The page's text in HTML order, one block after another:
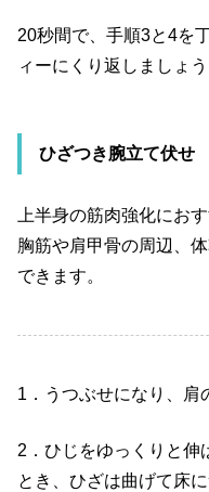
20秒間で、手順3と4を
ィーにくり返しましょう
ひざつき腕立て伏せ
上半身の筋肉強化にお
胸筋や肩甲骨の周辺、
できます。
1 ．うつぶせになり、肩
2 ．ひじをゆっくりと
とき、ひざは曲げて床